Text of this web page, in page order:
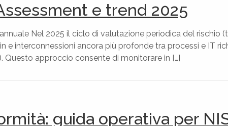
e trend 2025
Nel 2025 il ciclo di valutazione periodica del rischio
e interconnessioni ancora più profonde tra processi e IT
Questo approccio consente di monitorare in […]
guida operativa per